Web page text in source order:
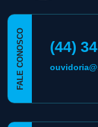
FALE CONOSCO (44)